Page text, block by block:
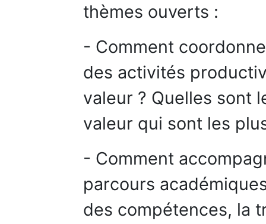
thèmes ouverts :
- Comment
des activités
valeur ? Quelles sont
valeur qui sont les
- Comment
parcours
des compétences, la